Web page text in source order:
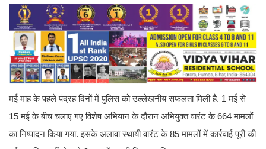
मई माह के पहले पंद्रह दिनों में पुलिस को उल्लेखनीय सफलता मिली है. 1 मई से
15 मई के बीच चलाए गए विशेष अभियान के दौरान अभियुक्त वारंट के 664 मामलों
का निष्पादन किया गया. इसके अलावा स्थायी वारंट के 85 मामलों में कार्रवाई पूरी की